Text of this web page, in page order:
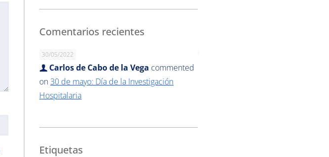
Comentarios recientes
30/05/2022
Carlos de Cabo de la Vega commented
on30 de mayo: Día de la Investigación
Hospitalaria
Etiquetas